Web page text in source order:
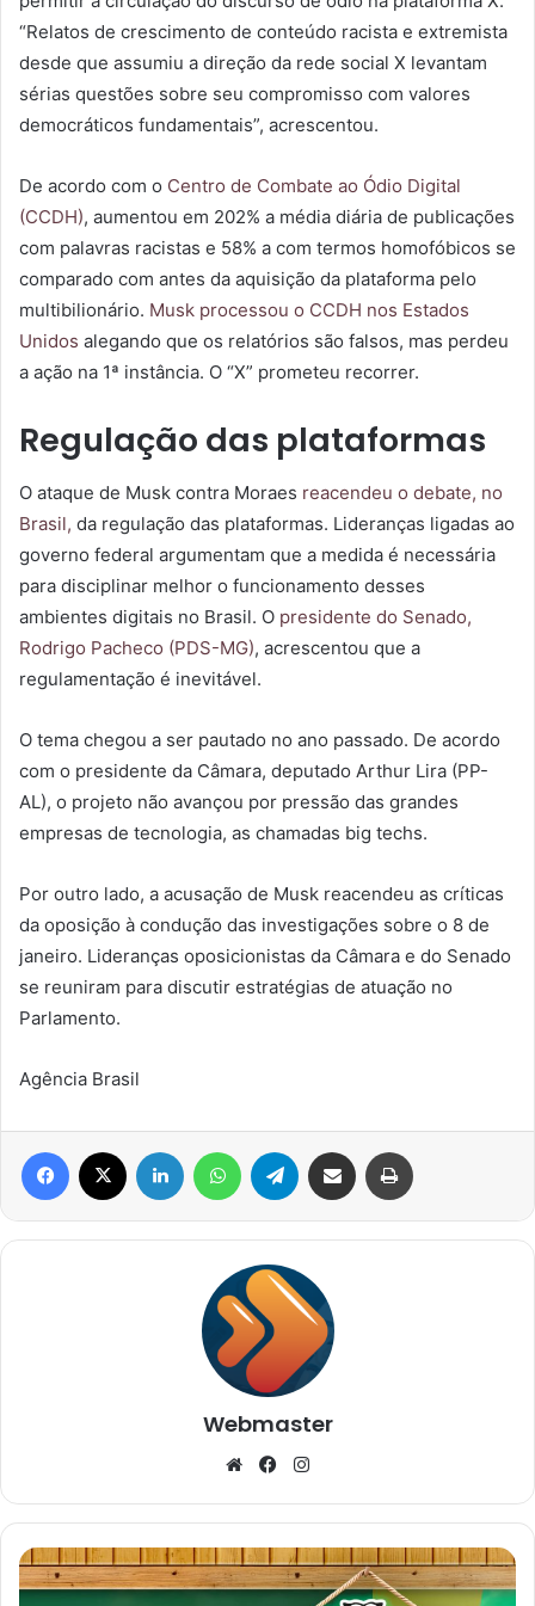
“Relatos de crescimento de conteúdo racista e extremista
desde que assumiu a direção da rede social X levantam
sérias questões sobre seu compromisso com valores
democráticos fundamentais”, acrescentou.
De acordo com o Centro de Combate ao Ódio Digital
(CCDH), aumentou em 202% a média diária de publicações
com palavras racistas e 58% a com termos homofóbicos se
comparado com antes da aquisição da plataforma pelo
multibilionário. Musk processou o CCDH nos Estados
Unidos alegando que os relatórios são falsos, mas perdeu
a ação na 1ª instância. O “X” prometeu recorrer.
Regulação das plataformas
O ataque de Musk contra Moraes reacendeu o debate, no
Brasil, da regulação das plataformas. Lideranças ligadas ao
governo federal argumentam que a medida é necessária
para disciplinar melhor o funcionamento desses
ambientes digitais no Brasil. O presidente do Senado,
Rodrigo Pacheco (PDS-MG), acrescentou que a
regulamentação é inevitável.
O tema chegou a ser pautado no ano passado. De acordo
com o presidente da Câmara, deputado Arthur Lira (PP-
AL), o projeto não avançou por pressão das grandes
empresas de tecnologia, as chamadas big techs.
Por outro lado, a acusação de Musk reacendeu as críticas
da oposição à condução das investigações sobre o 8 de
janeiro. Lideranças oposicionistas da Câmara e do Senado
se reuniram para discutir estratégias de atuação no
Parlamento.
Agência Brasil
Facebook Linkedin WhatsAppTelegram Compartilhar via e-mail
Webmaster
WebsiteFacebook